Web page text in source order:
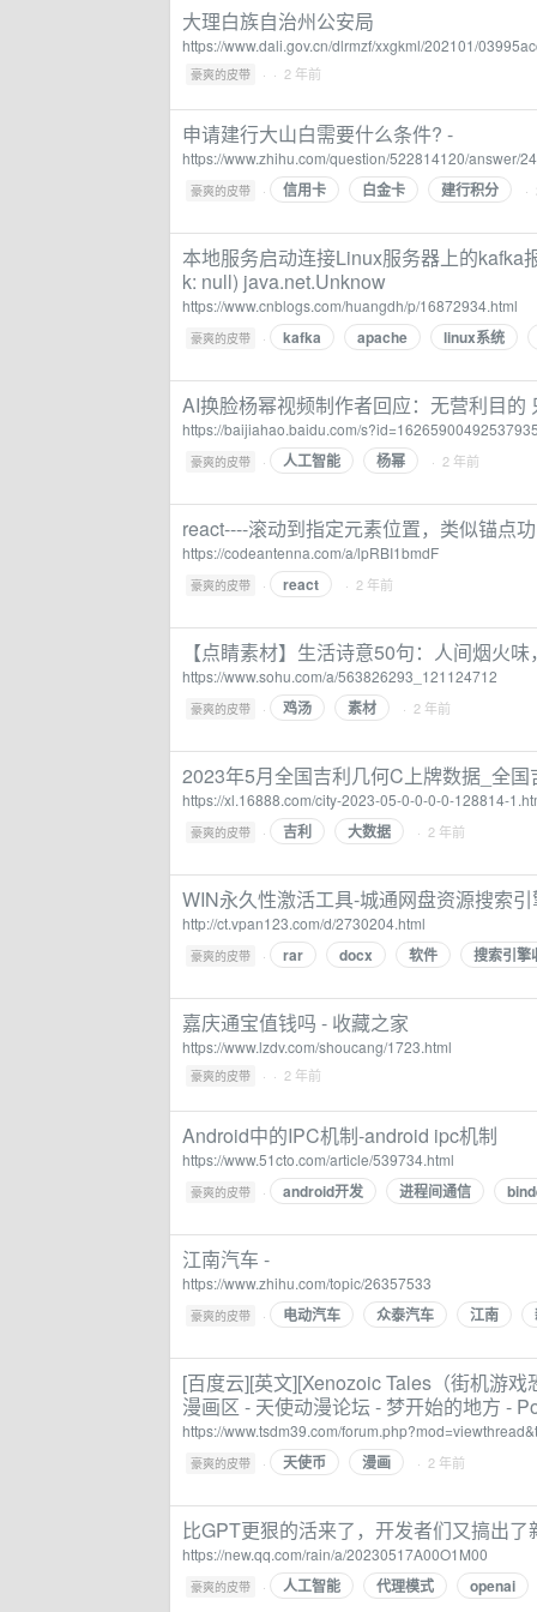
大理白族自治州公安局
https://www.dali.gov.cn/dlrmzf/xxgkml/202101/
豪爽的皮带 · · 2 年前
申请建行大山白需要什么条件? -
https://www.zhihu.com/question/522814120/answer/
豪爽的皮带 · 信用卡 白金卡 建行积分 ·
本地服务启动连接Linux服务器上的kafka
k: null) java.net.Unknow
https://www.cnblogs.com/huangdh/p/16872934.html
豪爽的皮带 · kafka apache linux系统
AI换脸杨幂视频制作者回应：无营利目的
https://baijiahao.baidu.com/
豪爽的皮带 · 人工智能 杨幂 · 2 年前
react----滚动到指定元素位置，类似锚点
https://codeantenna.com/a/lpRBI1bmdF
豪爽的皮带 · react · 2 年前
【点睛素材】生活诗意50句：人间烟火
https://www.sohu.com/a/563826293_121124712
豪爽的皮带 · 鸡汤 素材 · 2 年前
2023年5月全国吉利几何C上牌数据_全
https://xl.16888.com/city-2023-05-0-0-0-0-128814-
豪爽的皮带 · 吉利 大数据 · 2 年前
WIN永久性激活工具-城通网盘资源搜索
http://ct.vpan123.com/d/2730204.html
豪爽的皮带 · rar docx 软件 搜索引擎
嘉庆通宝值钱吗 - 收藏之家
https://www.lzdv.com/shoucang/1723.html
豪爽的皮带 · · 2 年前
Android中的IPC机制-android ipc机制
https://www.51cto.com/article/539734.html
豪爽的皮带 · android开发 进程间通信
江南汽车 -
https://www.zhihu.com/topic/26357533
豪爽的皮带 · 电动汽车 众泰汽车 江南
[百度云][英文][Xenozoic Tales（街机游
漫画区 - 天使动漫论坛 - 梦开始的地方 -
https://www.tsdm39.com/
豪爽的皮带 · 天使币 漫画 · 2 年前
比GPT更狠的活来了，开发者们又搞出
https://new.qq.com/rain/a/20230517A00O1M00
豪爽的皮带 · 人工智能 代理模式 openai